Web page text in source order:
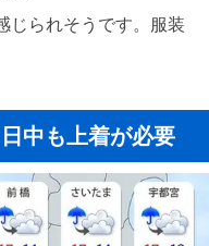
じられそうです。服装
中も上着が必要